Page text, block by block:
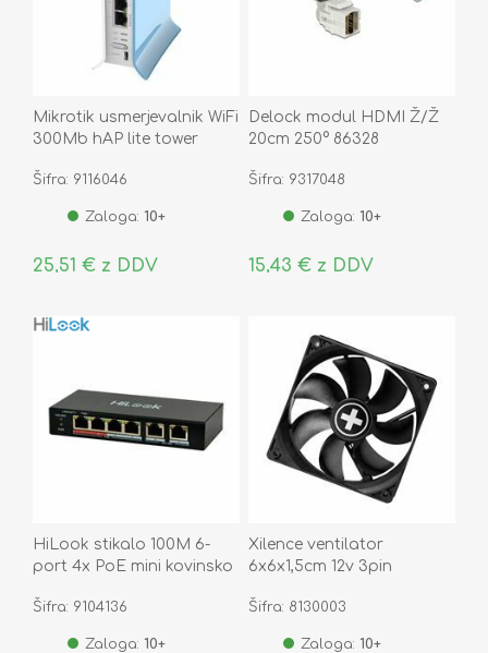
Mikrotik usmerjevalnik WiFi
300Mb hAP lite tower
Šifra: 9116046
Zaloga: 10+
25,51 € z DDV
Delock modul HDMI Ž/Ž
20cm 250° 86328
Šifra: 9317048
Zaloga: 10+
15,43 € z DDV
HiLook stikalo 100M 6-
port 4x PoE mini kovinsko
Šifra: 9104136
Zaloga: 10+
Xilence ventilator
6x6x1,5cm 12v 3pin
Šifra: 8130003
Zaloga: 10+